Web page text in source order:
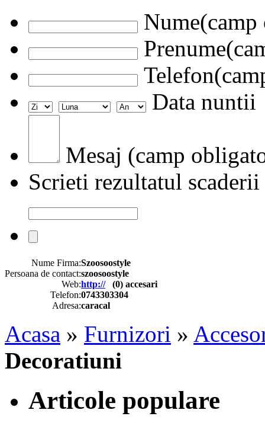
Data nuntii
Mesaj (camp
Scrieti rezultatul scaderii
Nume Firma:Szoosoostyle
Persoana de contact:szoosoostyle
Web:http:// (0) accesari
Telefon:0743303304
Adresa:caracal
Acasa » Furnizori »
Decoratiuni
Articole populare